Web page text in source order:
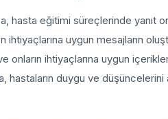
hasta eğitimi süreçlerinde yanıt
ihtiyaçlarına uygun mesajların
onların ihtiyaçlarına uygun
hastaların duygu ve